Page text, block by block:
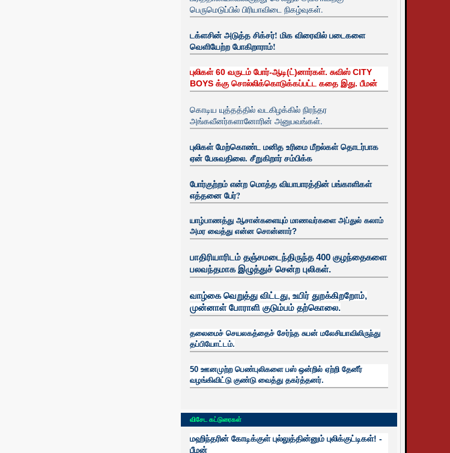
பெருமெடுப்பில் பிரியாவிடை நிகழ்வுகள்.
டக்ளசின் அடுத்த சிக்சர்! மிக விரைவில் படைகளை
வெளியேற்ற போகிறாராம்!
புலிகள் 60 வருடம் போர்-ஆடி(ட்)னார்கள். சுவிஸ் CITY
BOYS க்கு சொல்லிக்கொடுக்கப்பட்ட கதை இது. பீமன்
கொடிய யுத்தத்தில் வடகிழக்கில் நிரந்தர
அங்கவீனர்களானோரின் அனுபவங்கள்.
புலிகள் மேற்கொண்ட மனித உரிமை மீறல்கள் தொடர்பாக
ஏன் பேசுவதிலை. சீறுகிறார் சம்பிக்க
போர்குற்றம் என்ற மொத்த வியாபாரத்தின் பங்காளிகள்
எத்தனை பேர்?
யாழ்பாணத்து ஆசான்களையும் மாணவர்களை அப்துல் கலாம்
அமர வைத்து என்ன சொன்னார்?
பாதிரியாரிடம் தஞ்சமடைந்திருந்த 400 குழந்தைகளை
பலவந்தமாக இழுத்துச் சென்ற புலிகள்.
வாழ்கை வெறுத்து விட்டது, உயிர் துறக்கிறறோம்,
முன்னாள் போராளி குடும்பம் தற்கொலை.
தலைமைச் செயலகத்தைச் சேர்ந்த சுபன் மலேசியாவிலிருந்து
தப்பியோட்டம்.
50 ஊனமுற்ற பெண்புலிகளை பஸ் ஒன்றில் ஏற்றி தேனீர்
வழங்கிவிட்டு குண்டு வைத்து தகர்த்தனர்.
விசேட கட்டுரைகள்
மஹிந்தரின் கோடிக்குள் புல்லுத்தின்னும் புலிக்குட்டிகள்! -
பீமன்